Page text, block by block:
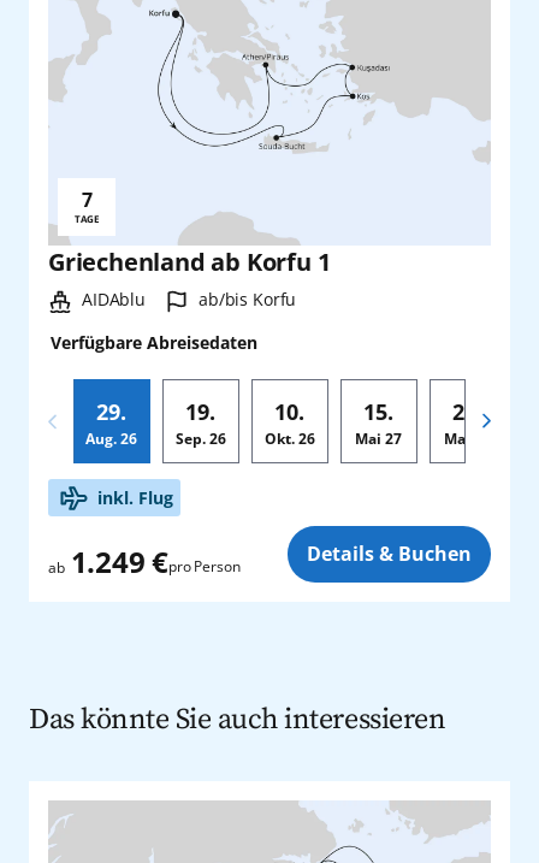
Griechenland ab Korfu 1
Schiff:
AIDAblu Hafen:
ab/bis Korfu
Verfügbare Abreisedaten
29.
Aug. 26
19.
Sep.26
10.
Okt.26
15.
Mai 27
29.
Mai
Reisedauer:
7
TAGE
Zusatzinkl. Flug
ab 1.249 €pro Person Details & Buchen
Das könnte Sie auch interessieren